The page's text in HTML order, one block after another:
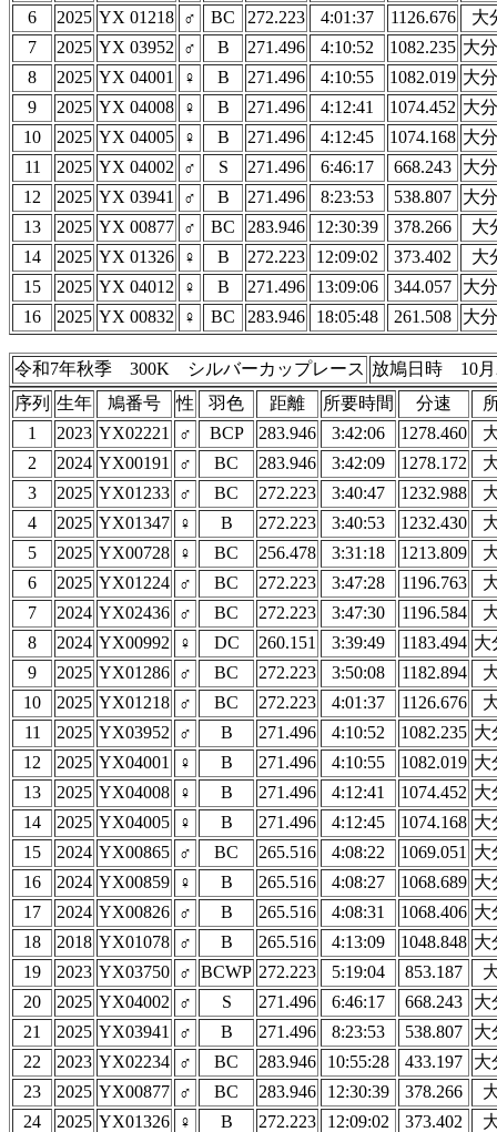
6
2025 YX 01218 ♂ BC 272.223 4:01:37 1126.676
大
7
2025 YX 03952 ♂ B 271.496 4:10:52 1082.235 大
8
2025 YX 04001 ♀ B 271.496 4:10:55 1082.019 大
9
2025 YX 04008 ♀ B 271.496 4:12:41 1074.452 大
10
2025 YX 04005 ♀ B 271.496 4:12:45 1074.168 大
11
2025 YX 04002 ♂ S 271.496 6:46:17 668.243
大
12
2025 YX 03941 ♂ B 271.496 8:23:53 538.807
大
13
2025 YX 00877 ♂ BC 283.946 12:30:39 378.266
大
14
2025 YX 01326 ♀ B 272.223 12:09:02 373.402
大
15
2025 YX 04012 ♀ B 271.496 13:09:06 344.057
大
16
2025 YX 00832 ♀ BC 283.946 18:05:48 261.508 大
令和7年秋季 300K シルバーカップレース 放鳩日時 10
序列 生年 鳩番号 性 羽色 距離 所要時間 分速
1
2023 YX02221 ♂ BCP 283.946 3:42:06 1278.460
2
2024 YX00191 ♂ BC 283.946 3:42:09 1278.172
3
2025 YX01233 ♂ BC 272.223 3:40:47 1232.988
4
2025 YX01347 ♀ B 272.223 3:40:53 1232.430
5
2025 YX00728 ♀ BC 256.478 3:31:18 1213.809
6
2025 YX01224 ♂ BC 272.223 3:47:28 1196.763
7
2024 YX02436 ♂ BC 272.223 3:47:30 1196.584
8
2024 YX00992 ♀ DC 260.151 3:39:49 1183.494 大
9
2025 YX01286 ♂ BC 272.223 3:50:08 1182.894
10
2025 YX01218 ♂ BC 272.223 4:01:37 1126.676
11
2025 YX03952 ♂ B 271.496 4:10:52 1082.235 大
12
2025 YX04001 ♀ B 271.496 4:10:55 1082.019 大
13
2025 YX04008 ♀ B 271.496 4:12:41 1074.452 大
14
2025 YX04005 ♀ B 271.496 4:12:45 1074.168 大
15
2024 YX00865 ♂ BC 265.516 4:08:22 1069.051 大
16
2024 YX00859 ♀ B 265.516 4:08:27 1068.689 大
17
2024 YX00826 ♂ B 265.516 4:08:31 1068.406 大
18
2018 YX01078 ♂ B 265.516 4:13:09 1048.848 大
19
2023 YX03750 ♂ BCWP 272.223 5:19:04 853.187
20
2025 YX04002 ♂ S 271.496 6:46:17 668.243
大
21
2025 YX03941 ♂ B 271.496 8:23:53 538.807
大
22
2023 YX02234 ♂ BC 283.946 10:55:28 433.197
大
23
2025 YX00877 ♂ BC 283.946 12:30:39 378.266
24
2025 YX01326 ♀ B 272.223 12:09:02 373.402